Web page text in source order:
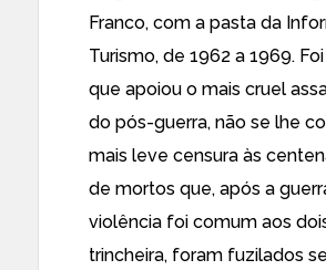
Franco, com a pasta da
Turismo, de 1962 a 1969.
que apoiou o mais cruel
do pós-guerra, não se lhe
mais leve censura às
de mortos que, após a
violência foi comum aos
trincheira, foram fuzilados